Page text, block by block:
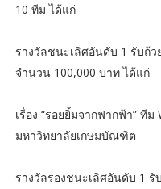
10 ทีม ได้แก่
รางวัลชนะเลิศอันดับ 1 รับถ้ว
จำนวน 100,000 บาท ได้แก่
เรื่อง “รอยยิ้มจากฟากฟ้า” ที
มหาวิทยาลัยเกษมบัณฑิต
รางวัลรองชนะเลิศอันดับ 1